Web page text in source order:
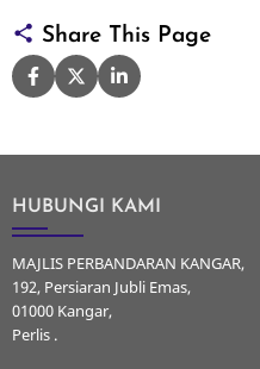
Share This Page
HUBUNGI KAMI
MAJLIS PERBANDARAN KANGAR,
192, Persiaran Jubli Emas,
01000 Kangar,
Perlis .